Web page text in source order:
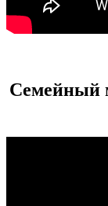
Семейный